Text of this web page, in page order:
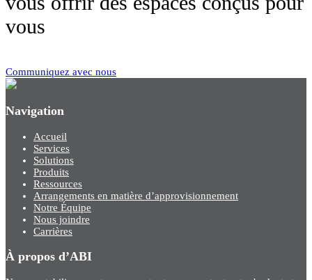
vous
Communiquez avec nous
Navigation
Accueil
Services
Solutions
Produits
Ressources
Arrangements en matière d’approvisionnement
Notre Équipe
Nous joindre
Carrières
À propos d’ABI